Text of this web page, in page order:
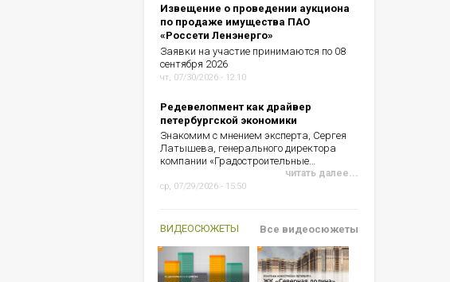
Извещение о проведении аукциона
по продаже имущества ПАО
«Россети Ленэнерго»
Заявки на участие принимаются по 08
сентября 2026
чт, 07/30/2026 - 12:10
Редевелопмент как драйвер
петербургской экономики
Знакомим с мнением эксперта, Сергея
Латышева, генерального директора
компании «Градостроительные…
читать далее...
ср, 07/29/2026 - 15:50
ВИДЕОСЮЖЕТЫ Все видеосюжеты